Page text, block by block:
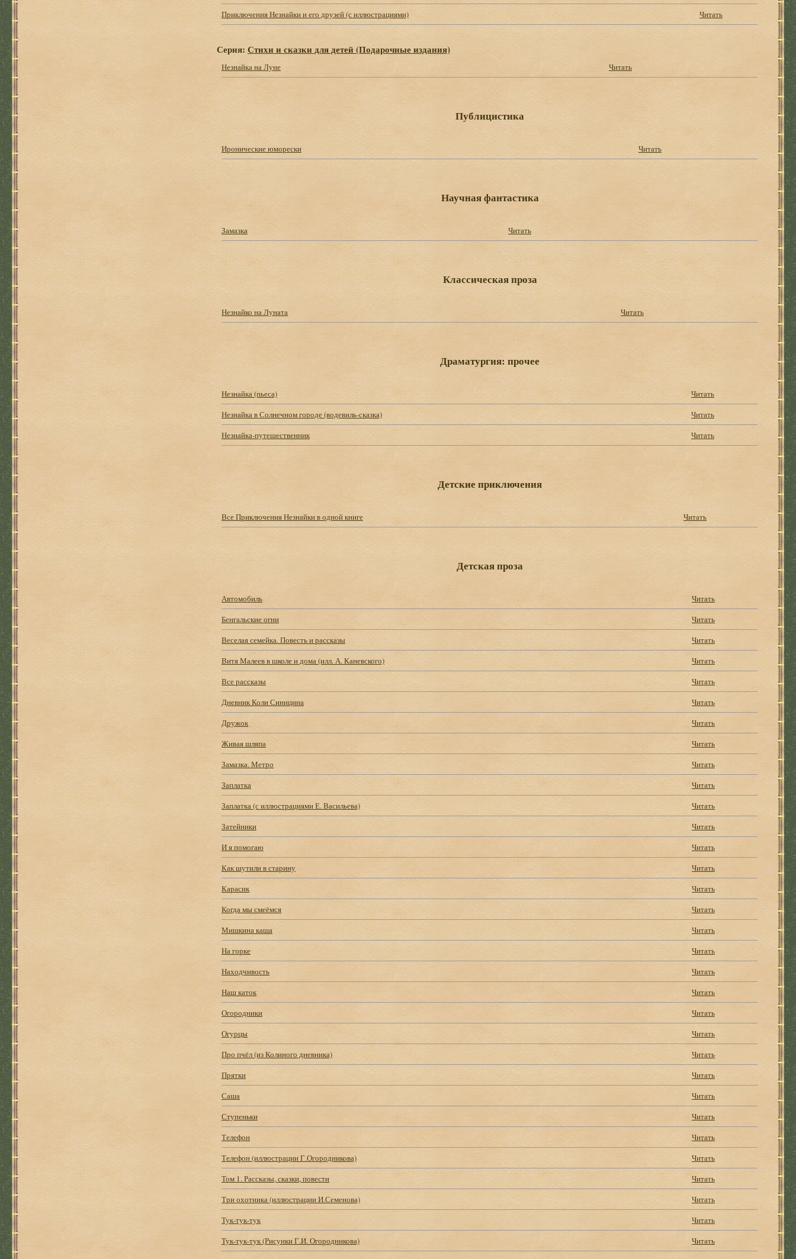
Приключения Незнайки и его друзей (с иллюстрациями)
Читать
Серия: Стихи и сказки для детей (Подарочные издания)
Незнайка на Луне Читать
Публицистика
Иронические юморески Читать
Научная фантастика
Замазка Читать
Классическая проза
Незнайко на Луната Читать
Драматургия: прочее
Незнайка (пьеса)
Читать
Незнайка в Солнечном городе (водевиль-сказка)
Читать
Незнайка-путешественник
Читать
Детские приключения
Все Приключения Незнайки в одной книге Читать
Детская проза
Автомобиль
Читать
Бенгальские огни
Читать
Веселая семейка. Повесть и рассказы
Читать
Витя Малеев в школе и дома (илл. А. Каневского)
Читать
Все рассказы
Читать
Дневник Коли Синицина
Читать
Дружок
Читать
Живая шляпа
Читать
Замазка. Метро
Читать
Заплатка
Читать
Заплатка (с иллюстрациями Е. Васильева)
Читать
Затейники
Читать
И я помогаю
Читать
Как шутили в старину
Читать
Карасик
Читать
Когда мы смеёмся
Читать
Мишкина каша
Читать
На горке
Читать
Находчивость
Читать
Наш каток
Читать
Огородники
Читать
Огурцы
Читать
Про пчёл (из Колиного дневника)
Читать
Прятки
Читать
Саша
Читать
Ступеньки
Читать
Телефон
Читать
Телефон (иллюстрации Г.Огородникова)
Читать
Том 1. Рассказы, сказки, повести
Читать
Три охотника (иллюстрации И.Семенова)
Читать
Тук-тук-тук
Читать
Тук-тук-тук (Рисунки Г.И. Огородникова)
Читать